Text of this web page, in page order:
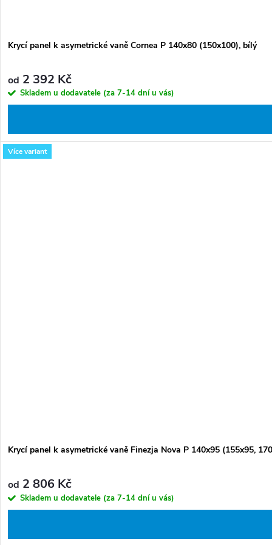
Krycí panel k asymetrické vaně Cornea P 140x80 (150x100), bílý
od 2 392 Kč
Skladem u dodavatele (za 7-14 dní u vás)
Více variant
Krycí panel k asymetrické vaně Finezja Nova P 140x95 (155x95,
od 2 806 Kč
Skladem u dodavatele (za 7-14 dní u vás)